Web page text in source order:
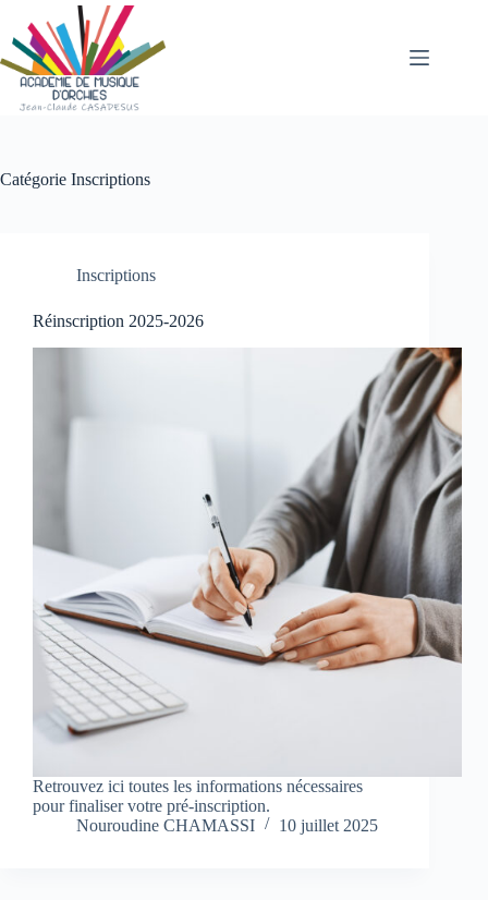
contenu
Catégorie Inscriptions
Inscriptions
Réinscription 2025-2026
Retrouvez ici toutes les informations nécessaires
pour finaliser votre pré-inscription.
Nouroudine CHAMASSI
10 juillet 2025